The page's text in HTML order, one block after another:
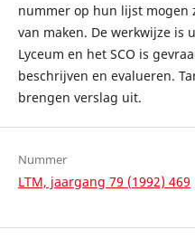
nummer op hun lijst mogen
van maken. De werkwijze is
Lyceum en het SCO is
beschrijven en evalueren.
brengen verslag uit.
Nummer
LTM, jaargang 79 (1992) 469